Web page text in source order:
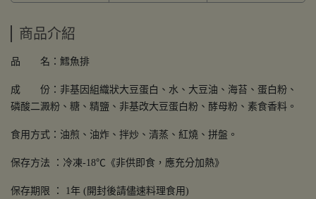
商品介紹
品 名：鱈魚排
成 份：非基因組織狀大豆蛋白、水、大豆油、海苔、蛋白粉、
磷酸二澱粉、糖、精鹽、非基改大豆蛋白粉、酵母粉、素食香料。
食用方式：油煎、油炸、拌炒、清蒸、紅燒、拼盤。
保存方法 ：冷凍-18℃《非供即食，應充分加熱》
保存期限 ： 1年 (開封後請儘速料理食用)